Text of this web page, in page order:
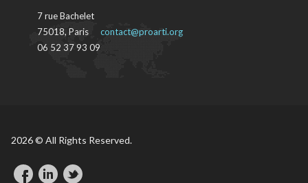
7 rue Bachelet
75018, Paris
06 52 37 93 09
contact@proarti.org
2026 © All Rights Reserved.